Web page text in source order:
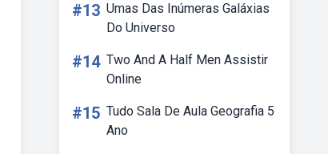
#13 Umas Das Inúmeras Galáxias
Do Universo
#14 Two And A Half Men Assistir
Online
#15 Tudo Sala De Aula Geografia 5
Ano